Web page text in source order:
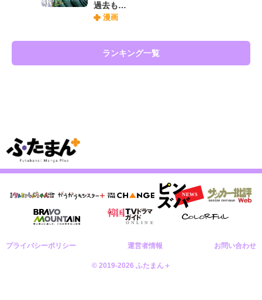
過去も…
漫画
ランキング一覧
プライバシーポリシー 運営者情報 お問い合わせ
© 2019-2026 ふたまん＋